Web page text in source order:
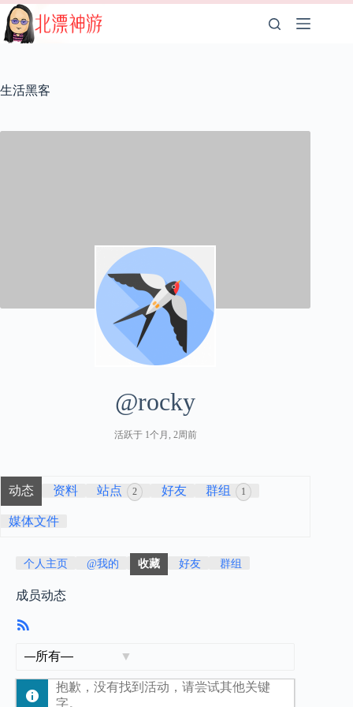
跳
至
内
生活黑客
@rocky
活跃于 1个月, 2周前
动态 资料 站点 2 好友 群组 1
媒体文件
个人主页 @我的 收藏 好友 群组
成员动态
阅
示：
抱歉，没有找到活动，请尝试其他关键
字。